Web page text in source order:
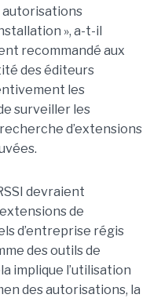
autorisations
», a-t-il
recommandé aux
des éditeurs
les
surveiller les
d’extensions
devraient
de
d’entreprise régis
des outils de
implique l’utilisation
des autorisations, la